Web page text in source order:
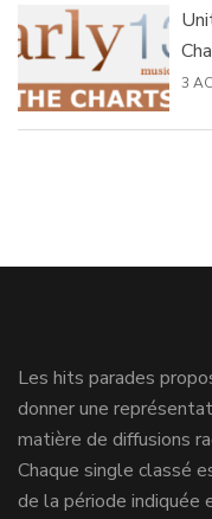
3
Les hits parades
donner une
matière de diffusions
Chaque single classé
de la période indiquée